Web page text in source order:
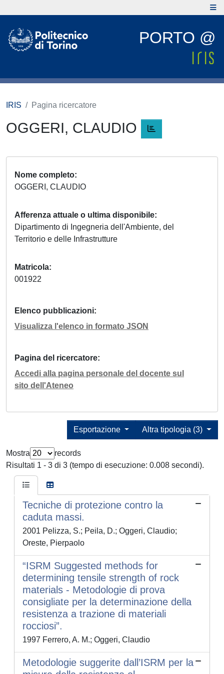
PORTO @
IRIS Pagina ricercatore
OGGERI, CLAUDIO
Nome completo
OGGERI, CLAUDIO
Afferenza attuale o ultima disponibile
Dipartimento di Ingegneria dell'Ambiente, del
Territorio e delle Infrastrutture
Matricola
001922
Elenco pubblicazioni
Visualizza l'elenco in formato JSON
Pagina del ricercatore
Accedi alla pagina personale del docente sul
sito dell'Ateneo
Altra tipologia (3)
Esportazione
Mostra
records
Risultati 1 - 3 di 3 (tempo di esecuzione: 0.008 secondi).
Tecniche di protezione contro la
caduta massi.
2001 Pelizza, S.; Peila, D.; Oggeri, Claudio;
Oreste, Pierpaolo
“ISRM Suggested methods for
determining tensile strength of rock
materials - Metodologie di prova
consigliate per la determinazione della
resistenza a trazione di materiali
rocciosi”.
1997 Ferrero, A. M.; Oggeri, Claudio
Metodologie suggerite dall’ISRM per la